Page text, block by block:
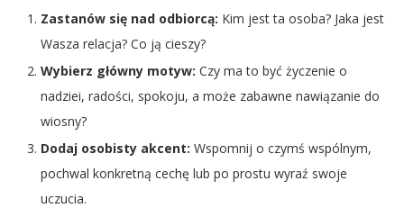
Zastanów się nad odbiorcą: Kim jest ta osoba? Jaka jest
Wasza relacja? Co ją cieszy?
Wybierz główny motyw: Czy ma to być życzenie o
nadziei, radości, spokoju, a może zabawne nawiązanie do
wiosny?
Dodaj osobisty akcent: Wspomnij o czymś wspólnym,
pochwal konkretną cechę lub po prostu wyraź swoje
uczucia.